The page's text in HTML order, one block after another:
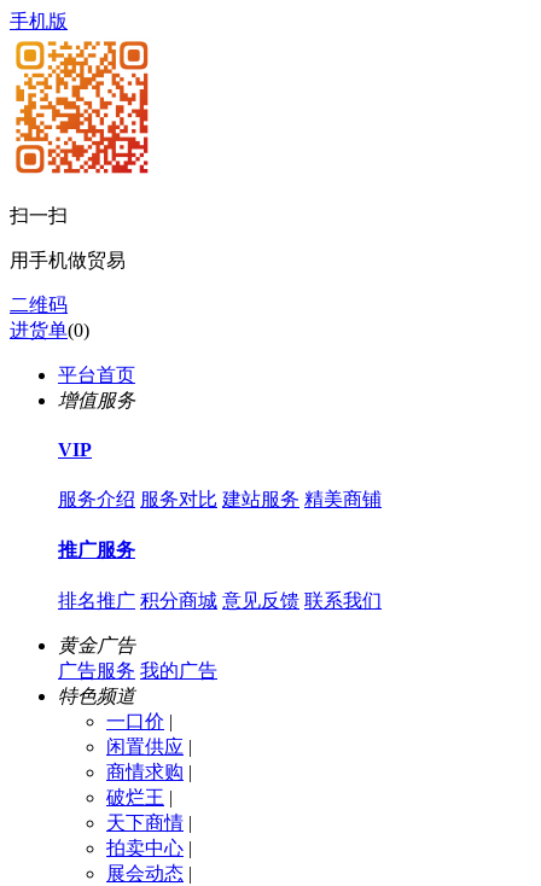
手机版
扫一扫
用手机做贸易
二维码
进货单(0)
平台首页
增值服务
VIP
服务介绍 服务对比 建站服务 精美商铺
推广服务
排名推广 积分商城 意见反馈 联系我们
黄金广告
广告服务 我的广告
特色频道
一口价 |
闲置供应 |
商情求购 |
破烂王 |
天下商情 |
拍卖中心 |
展会动态 |